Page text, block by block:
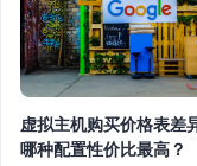
虚拟主机购买价格表差
哪种配置性价比最高？